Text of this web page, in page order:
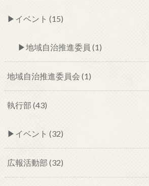
イベント (15)
地域自治推進委員 (1)
地域自治推進委員会 (1)
執行部 (43)
イベント (32)
広報活動部 (32)